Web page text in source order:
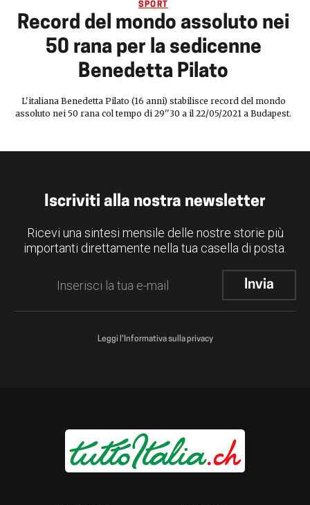
SPORT
Record del mondo assoluto nei
50 rana per la sedicenne
Benedetta Pilato
L'italiana Benedetta Pilato (16 anni) stabilisce record del mondo
assoluto nei 50 rana col tempo di 29''30 a il 22/05/2021 a Budapest.
Iscriviti alla nostra newsletter
Ricevi una sintesi mensile delle nostre storie più
importanti direttamente nella tua casella di posta.
Leggi l'Informativa sulla privacy